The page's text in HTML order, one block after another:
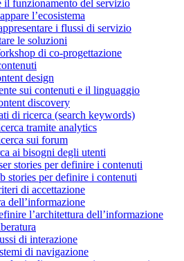
il funzionamento del servizio
l’ecosistema
i flussi di servizio
le soluzioni
di co-progettazione
design
sui contenuti e il linguaggio
discovery
di ricerca (search keywords)
tramite analytics
sui forum
ai bisogni degli utenti
stories per definire i contenuti
stories per definire i contenuti
di accettazione
dell’informazione
l’architettura dell’informazione
di interazione
di navigazione